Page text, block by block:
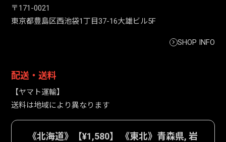
〒171-0021
東京都豊島区西池袋1丁目37-16大雄ビル5F
SHOP INFO
配送・送料
【ヤマト運輸】
送料は地域により異なります
《北海道》【¥1,580】 《東北》青森県, 岩